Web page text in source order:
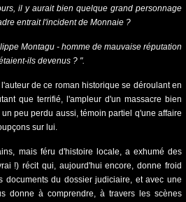
il y aurait bien quelque grand personnage
entrait l'incident de Monnaie ?
Montagu - homme de mauvaise réputation
ils devenus ? ".
de ce roman historique se déroulant en
que terrifié, l'ampleur d'un massacre bien
peu perdu aussi, témoin partiel q'une affaire
sur lui.
mais féru d'histoire locale, a exhumé des
!) récit qui, aujourd'hui encore, donne froid
du dossier judiciaire, et avec une
donne à comprendre, à travers les scènes